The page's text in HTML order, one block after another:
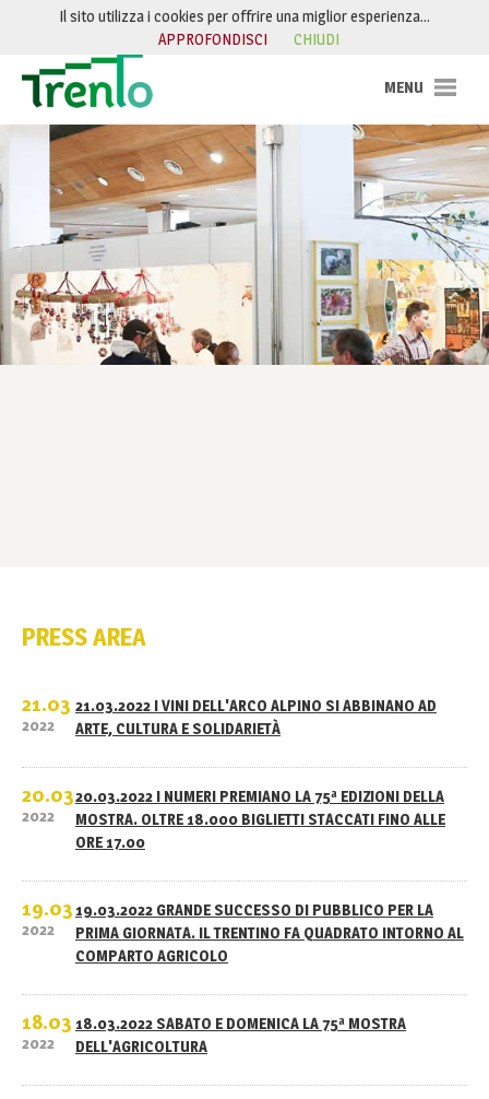
Salta al contenuto
PRESS AREA
21.03
2022
21.03.2022 I VINI DELL'ARCO ALPINO SI ABBINANO AD
ARTE, CULTURA E SOLIDARIETÀ
20.03
2022
20.03.2022 I NUMERI PREMIANO LA 75ª EDIZIONI DELLA
MOSTRA. OLTRE 18.000 BIGLIETTI STACCATI FINO ALLE
ORE 17.00
19.03
2022
19.03.2022 GRANDE SUCCESSO DI PUBBLICO PER LA
PRIMA GIORNATA. IL TRENTINO FA QUADRATO INTORNO AL
COMPARTO AGRICOLO
18.03
2022
18.03.2022 SABATO E DOMENICA LA 75ª MOSTRA
DELL'AGRICOLTURA
Il sito utilizza i cookies per offrire una miglior esperienza…
APPROFONDISCI
CHIUDI